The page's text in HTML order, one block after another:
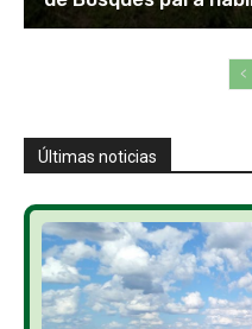
Últimas noticias